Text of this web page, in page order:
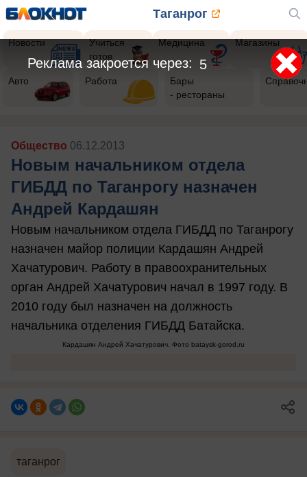
Таганрог
Новости
Учиться
готов
Медицина Магазины
Авто Работа
Бары
- рестораны
Общество 06.12.2013
Новым начальником отдела
ГИБДД по Таганрогу назначен
Андрей Кардашян
Новым начальником отдела ГИБДД по Таганрогу
назначен майор полиции Кардашян Андрей
Хачатурович. Работу в правоохранительных
орган Андрей Хачатурович начал в 1997 году. В
2010 году был назначен на должность
начальника отделения ГИБДД Батайска.
Кардашян Андрей Хачатурович. Фото bataysk-gorod.ru
таганрог
3
Реклама закроется через: